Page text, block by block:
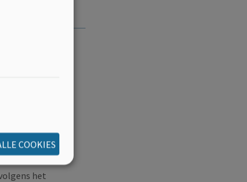
Drank en
het
COOKIES